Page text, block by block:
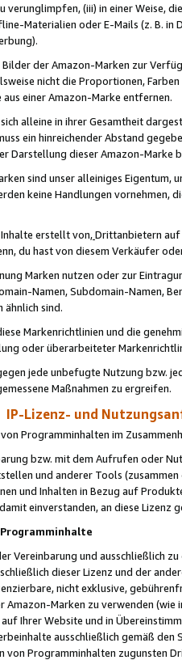
verunglimpfen, (iii) in einer Weise,
Materialien oder E-Mails (z. B. in
der Amazon-Marken zur
nicht die Proportionen,
einer Amazon-Marke entfernen.
alleine in ihrer Gesamtheit
ein hinreichender Abstand
Darstellung dieser Amazon-Marke
sind unser alleiniges
keine Handlungen vornehmen,
erstellt von,Drittanbietern auf
du hast von diesem Verkäufer
Marken nutzen oder zur
Namen, Subdomain-Namen,
ähnlich sind.
Markenrichtlinien und die
oder überarbeiteter
jede unbefugte Nutzung bzw.
Maßnahmen zu ergreifen.
IP-Lizenz- und
Programminhalten im
bzw. mit dem Aufrufen oder
und anderer Tools (zusammen
und Inhalten in Bezug auf
einverstanden, an diese Lizenz
Vereinbarung und ausschließlich
dieser Lizenz und der
nicht exklusive,
Amazon-Marken zu verwenden
Ihrer Website und in
ausschließlich gemäß
von Programminhalten zugunsten